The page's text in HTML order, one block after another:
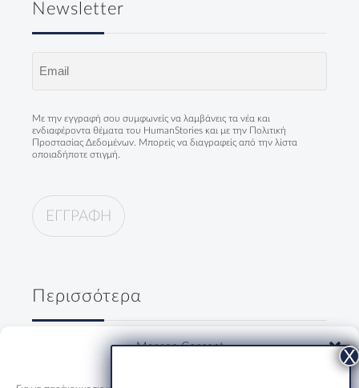
Manage Consent
Newsletter
Με την εγγραφή σου συμφωνείς να λαμβάνεις τα νέα και
ενδιαφέροντα θέματα του HumanStories και με την Πολιτική
Προστασίας Δεδομένων . Μπορείς να διαγραφείς από την λίστα
οποιαδήποτε στιγμή.
Περισσότερα
Δύο κύριοι, ένα ουζάκι και μία